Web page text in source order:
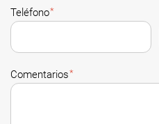
Teléfono*
Comentarios*